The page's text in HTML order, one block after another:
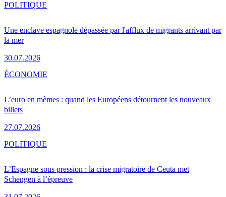
Une enclave espagnole dépassée par l'afflux de migrants arrivant par
la mer
30.07.2026
POLITIQUE
L’euro en mèmes : quand les Européens détournent les nouveaux
billets
27.07.2026
ÉCONOMIE
L’Espagne sous pression : la crise migratoire de Ceuta met
Schengen à l’épreuve
POLITIQUE